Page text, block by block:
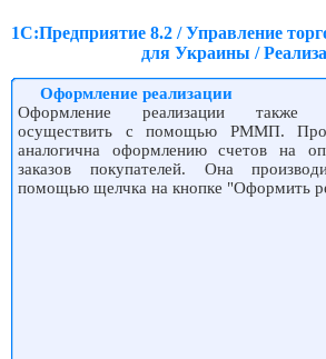
1С:Предприятие 8.2 / Управление
для Украины /
Оформление реализации
Оформление реализации также
осуществить с помощью РММП.
аналогична оформлению счетов на
заказов покупателей. Она
помощью щелчка на кнопке "Оформить